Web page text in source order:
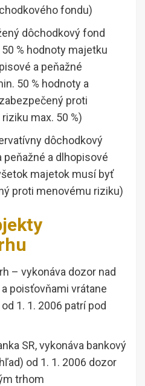
fondu)
dôchodkový fond
% hodnoty majetku
a peňažné
50 % hodnoty a
proti
max. 50 %)
dôchodkový
peňažné a dlhopisové
majetok musí byť
proti menovému riziku)
– vykonáva dozor nad
poisťovňami vrátane
1. 1. 2006 patrí pod
SR, vykonáva bankový
od 1. 1. 2006 dozor
trhom